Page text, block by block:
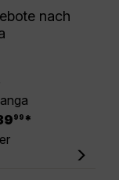
nach
99 *